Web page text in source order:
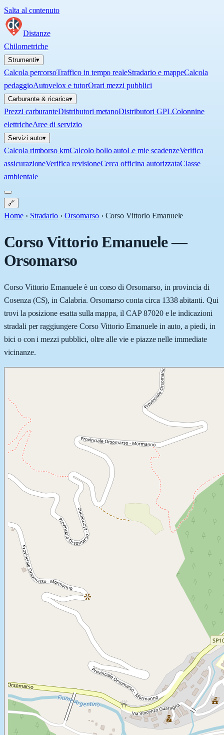
Salta al contenuto
Distanze
Chilometriche
Strumenti▾
Calcola percorsoTraffico in tempo realeStradario e mappeCalcola
pedaggioAutovelox e tutorOrari mezzi pubblici
Carburante & ricarica▾
Prezzi carburanteDistributori metanoDistributori GPLColonnine
elettricheAree di servizio
Servizi auto▾
Calcola rimborso kmCalcolo bollo autoLe mie scadenzeVerifica
assicurazioneVerifica revisioneCerca officina autorizzataClasse
ambientale
🔗
Home › Stradario › Orsomarso › Corso Vittorio Emanuele
Corso Vittorio Emanuele—
Orsomarso
Corso Vittorio Emanuele è un corso di Orsomarso, in provincia di
Cosenza (CS), in Calabria. Orsomarso conta circa 1338 abitanti. Qui
trovi la posizione esatta sulla mappa, il CAP 87020 e le indicazioni
stradali per raggiungere Corso Vittorio Emanuele in auto, a piedi, in
bici o con i mezzi pubblici, oltre alle vie e piazze nelle immediate
vicinanze.